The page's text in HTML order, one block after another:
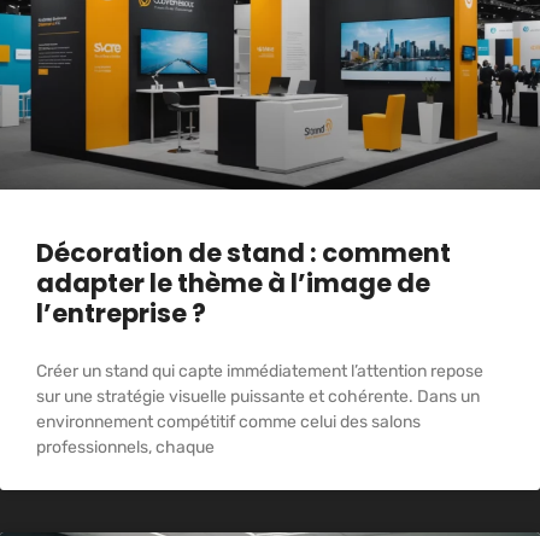
Décoration de stand : comment
adapter le thème à l’image de
l’entreprise ?
Créer un stand qui capte immédiatement l’attention repose
sur une stratégie visuelle puissante et cohérente. Dans un
environnement compétitif comme celui des salons
professionnels, chaque